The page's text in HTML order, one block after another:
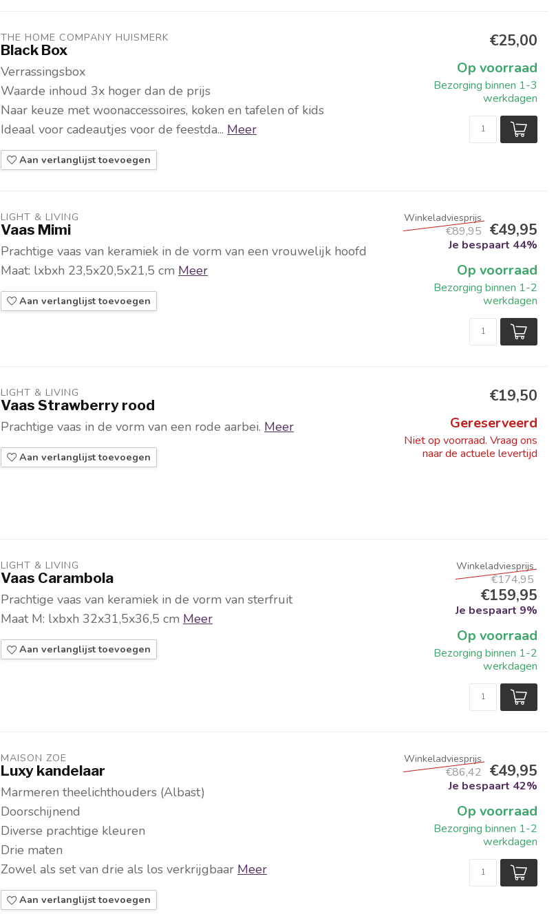
THE HOME COMPANY HUISMERK
Black Box
Verrassingsbox
Waarde inhoud 3x hoger dan de prijs
Naar keuze met woonaccessoires, koken en tafelen of kids
Ideaal voor cadeautjes voor de feestda... Meer
Aan verlanglijst toevoegen
€25,00
Op voorraad
Bezorging binnen 1-3
werkdagen
LIGHT & LIVING
Vaas Mimi
Prachtige vaas van keramiek in de vorm van een vrouwelijk hoofd
Maat: lxbxh 23,5x20,5x21,5 cm Meer
Aan verlanglijst toevoegen
€89,95 €49,95
Je bespaart 44%
Op voorraad
Bezorging binnen 1-2
werkdagen
LIGHT & LIVING
Vaas Strawberry rood
Prachtige vaas in de vorm van een rode aarbei. Meer
Aan verlanglijst toevoegen
€19,50
Gereserveerd
Niet op voorraad. Vraag ons
naar de actuele levertijd
LIGHT & LIVING
Vaas Carambola
Prachtige vaas van keramiek in de vorm van sterfruit
Maat M: lxbxh 32x31,5x36,5 cm Meer
Aan verlanglijst toevoegen
€174,95
€159,95
Je bespaart 9%
Op voorraad
Bezorging binnen 1-2
werkdagen
MAISON ZOE
Luxy kandelaar
Marmeren theelichthouders (Albast)
Doorschijnend
Diverse prachtige kleuren
Drie maten
Zowel als set van drie als los verkrijgbaar Meer
Aan verlanglijst toevoegen
€86,42 €49,95
Je bespaart 42%
Op voorraad
Bezorging binnen 1-2
werkdagen